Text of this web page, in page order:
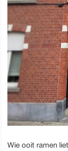
Wie ooit ramen